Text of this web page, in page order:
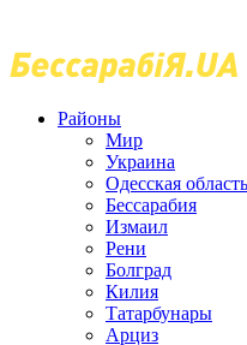
Районы
Мир
Украина
Одесская область
Бессарабия
Измаил
Рени
Болград
Килия
Татарбунары
Арциз